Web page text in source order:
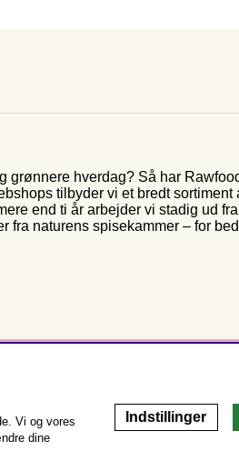
grønnere hverdag? Så har
tilbyder vi et bredt sortiment
end ti år arbejder vi stadig ud
fra naturens spisekammer – for
Vi og vores
dine
Indstillinger